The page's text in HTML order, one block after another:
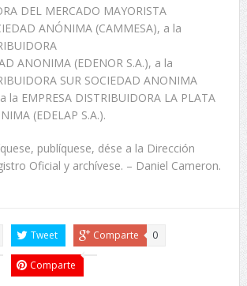
DEL MERCADO MAYORISTA
ANÓNIMA (CAMMESA), a la
ANONIMA (EDENOR S.A.), a la
SUR SOCIEDAD ANONIMA
la EMPRESA DISTRIBUIDORA LA PLATA
(EDELAP S.A.).
publíquese, dése a la Dirección
Oficial y archívese. – Daniel Cameron.
Tweet Comparte 0
Comparte